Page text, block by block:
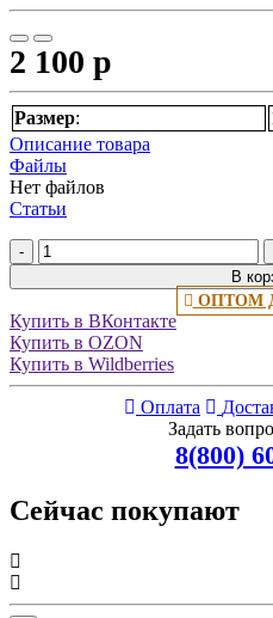
2 100 p
Размер:
Описание товара
Файлы
Нет файлов
Статьи
-
В
ОПТОМ
Купить в ВКонтакте
Купить в OZON
Купить в Wildberries
Оплата
Задать
8(800)
Сейчас покупают